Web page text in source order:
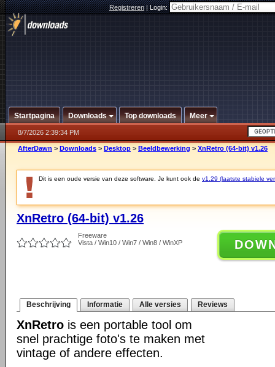
Registreren|Login:
Startpagina Downloads Top downloads Meer
8/7/2026 2:39:34 PM
AfterDawn > Downloads > Desktop > Beeldbewerking > XnRetro (64-bit) v1.26
Dit is een oude versie van deze software. Je kunt ook de v1.29 (laatste stabiele
XnRetro (64-bit) v1.26
Freeware
Vista / Win10 / Win7 / Win8 / WinXP
Beschrijving Informatie Alle versies Reviews
XnRetro is een portable tool om
snel prachtige foto's te maken met
vintage of andere effecten.